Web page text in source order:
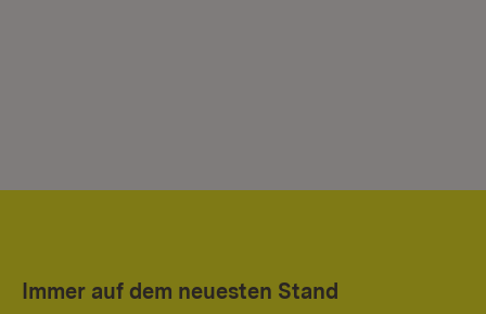
Immer auf dem neuesten Stand